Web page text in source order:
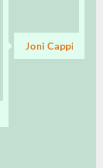
Joni Cappi